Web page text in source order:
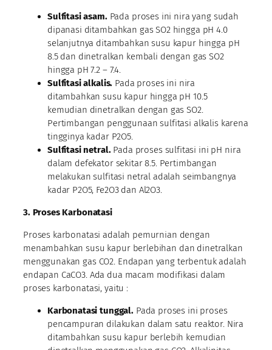
Sulfitasi asam.Pada proses ini nira yang sudah
dipanasi ditambahkan gas SO2 hingga pH 4.0
selanjutnya ditambahkan susu kapur hingga pH
8.5 dan dinetralkan kembali dengan gas SO2
hingga pH 7.2 – 7.4.
Sulfitasi alkalis. Pada proses ini nira
ditambahkan susu kapur hingga pH 10.5
kemudian dinetralkan dengan gas SO2.
Pertimbangan penggunaan sulfitasi alkalis karena
tingginya kadar P2O5.
Sulfitasi netral.Pada proses sulfitasi ini pH nira
dalam defekator sekitar 8.5. Pertimbangan
melakukan sulfitasi netral adalah seimbangnya
kadar P2O5, Fe2O3 dan Al2O3.
3. Proses Karbonatasi
Proses karbonatasi adalah pemurnian dengan
menambahkan susu kapur berlebihan dan dinetralkan
menggunakan gas CO2. Endapan yang terbentuk adalah
endapan CaCO3. Ada dua macam modifikasi dalam
proses karbonatasi, yaitu :
Karbonatasi tunggal. Pada proses ini proses
pencampuran dilakukan dalam satu reaktor. Nira
ditambahkan susu kapur berlebih kemudian